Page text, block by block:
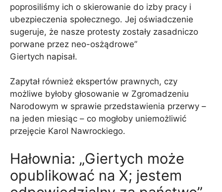
poprosiliśmy ich o skierowanie do izby pracy i
ubezpieczenia społecznego. Jej oświadczenie
sugeruje, że nasze protesty zostały zasadniczo
porwane przez neo-osżądrowe”
Giertych napisał.
Zapytał również ekspertów prawnych, czy
możliwe byłoby głosowanie w Zgromadzeniu
Narodowym w sprawie przedstawienia przerwy –
na jeden miesiąc – co mogłoby uniemożliwić
przejęcie Karol Nawrockiego.
Hałownia: „Giertych może
opublikować na X; jestem